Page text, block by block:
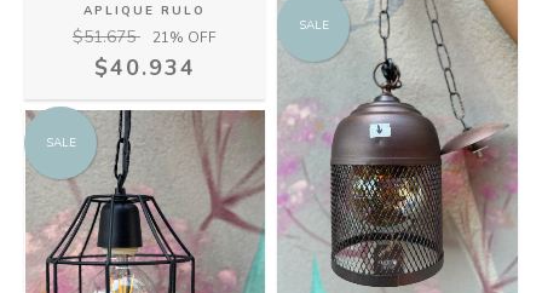
APLIQUE RULO
$51.675 21% OFF
$40.934
SALE
SALE